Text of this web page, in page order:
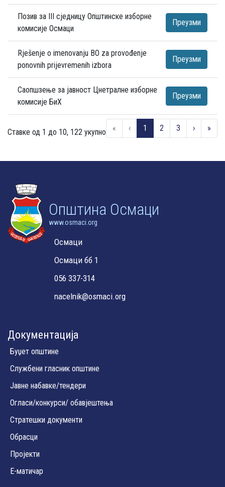
Позив за III сједницу Општинске изборне
комисије Осмаци
Преузми
Rješenje o imenovanju BO za provođenje
ponovnih prijevremenih izbora
Преузми
Саопшзење за јавност Цнетралне изборне
комисије БиХ
Преузми
Ставке од 1 до 10, 122 укупно « ‹ 1 2 3 › »
Oпштина Осмаци
www.osmaci.org
Осмаци
Осмаци бб 1
056 337-314
nacelnik@osmaci.org
Документација
Буџет општине
Службени гласник општине
Јавне набавке/тендери
Огласи/конкурси/ обавјештења
Стратешки документи
Обрасци
Пројекти
Е-матичар